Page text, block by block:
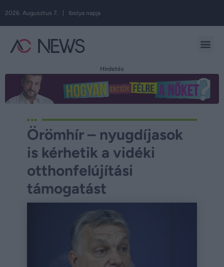
2026. Augusztus 7. | Ibolya napja
Hirdetés
Örömhír – nyugdíjasok
is kérhetik a vidéki
otthonfelújítási
támogatást